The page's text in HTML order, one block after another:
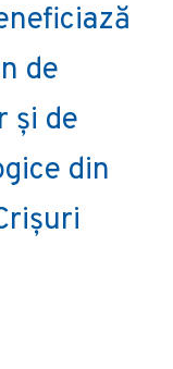
de
și de
din